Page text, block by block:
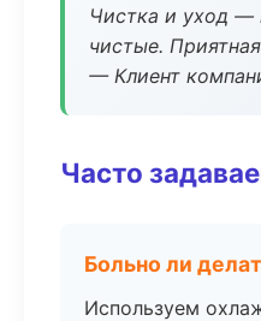
Чистка и уход
чистые.
— Клиент
Часто
Больно ли
Используем